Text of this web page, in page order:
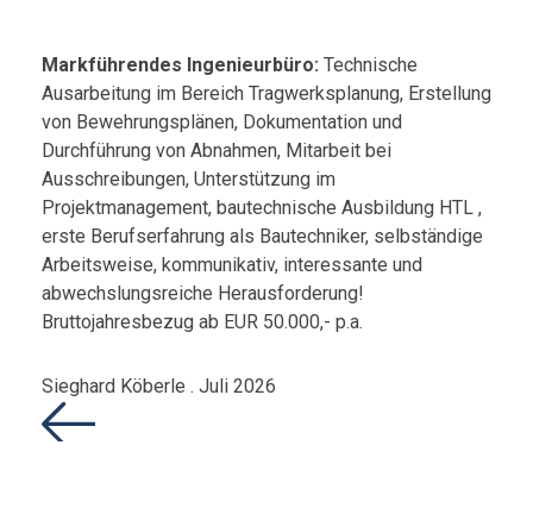
Markführendes Ingenieurbüro: Technische
Ausarbeitung im Bereich Tragwerksplanung, Erstellung
von Bewehrungsplänen, Dokumentation und
Durchführung von Abnahmen, Mitarbeit bei
Ausschreibungen, Unterstützung im
Projektmanagement, bautechnische Ausbildung HTL ,
erste Berufserfahrung als Bautechniker, selbständige
Arbeitsweise, kommunikativ, interessante und
abwechslungsreiche Herausforderung!
Bruttojahresbezug ab EUR 50.000,- p.a.
Sieghard Köberle . Juli 2026